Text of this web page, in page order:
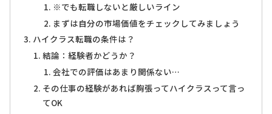
※でも転職しないと厳しいライン
まずは自分の市場価値をチェックしてみましょう
ハイクラス転職の条件は？
結論：経験者かどうか？
会社での評価はあまり関係ない…
その仕事の経験があれば胸張ってハイクラスって言っ
てOK